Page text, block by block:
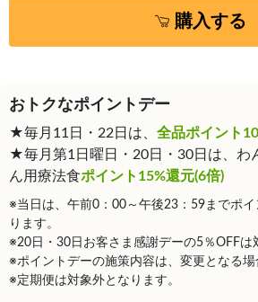
購入する
おトクなポイントデー
★毎月11日・22日は、 全品ポイント
★毎月第1日曜日・20日・30日は、わ
ん用療法食ポイント15%還元(6倍)
※当日は、午前0：00～午後23：59までポ
ります。
※20日・30日お客さま感謝デーの5％OFFは
※ポイントデーの施策内容は、変更となる場
※定期便は対象外となります。